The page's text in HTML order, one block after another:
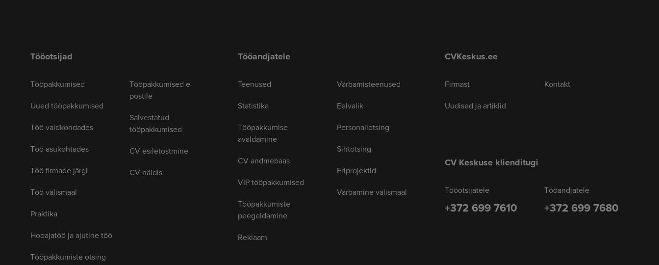
Tööotsijad
Tööpakkumised
Uued tööpakkumised
Töö valdkondades
Töö asukohtades
Töö firmade järgi
Töö välismaal
Praktika
Hooajatöö ja ajutine töö
Tööpakkumiste otsing
Tööpakkumised e-
postile
Salvestatud
tööpakkumised
CV esiletõstmine
CV näidis
Tööandjatele
Teenused
Statistika
Tööpakkumise
avaldamine
CV andmebaas
VIP tööpakkumised
Tööpakkumiste
peegeldamine
Reklaam
Värbamisteenused
Eelvalik
Personaliotsing
Sihtotsing
Eriprojektid
Värbamine välismaal
CVKeskus.ee
Firmast
Uudised ja artiklid
Kontakt
CV Keskuse klienditugi
Tööotsijatele
+372 699 7610
Tööandjatele
+372 699 7680